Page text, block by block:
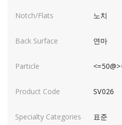
노치
연마
SV026
표준